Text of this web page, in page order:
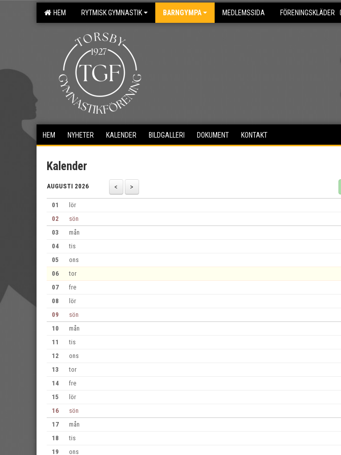
HEM RYTMISK GYMNASTIK BARNGYMPA MEDLEMSSIDA FÖRENINGSKLÄDER
HEM NYHETER KALENDER BILDGALLERI DOKUMENT KONTAKT
Kalender
AUGUSTI 2026
01
lör
02
sön
03
mån
04
tis
05
ons
06
tor
07
fre
08
lör
09
sön
10
mån
11
tis
12
ons
13
tor
14
fre
15
lör
16
sön
17
mån
18
tis
19
ons